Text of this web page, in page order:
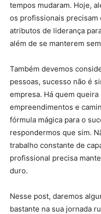
tempos mudaram. Hoje,
os profissionais
atributos de liderança
além de se manterem
Também devemos
pessoas, sucesso não é
empresa. Há quem
empreendimentos e
fórmula mágica para o
respondermos que sim.
trabalho constante de
profissional precisa
duro.
Nesse post, daremos
bastante na sua jornada